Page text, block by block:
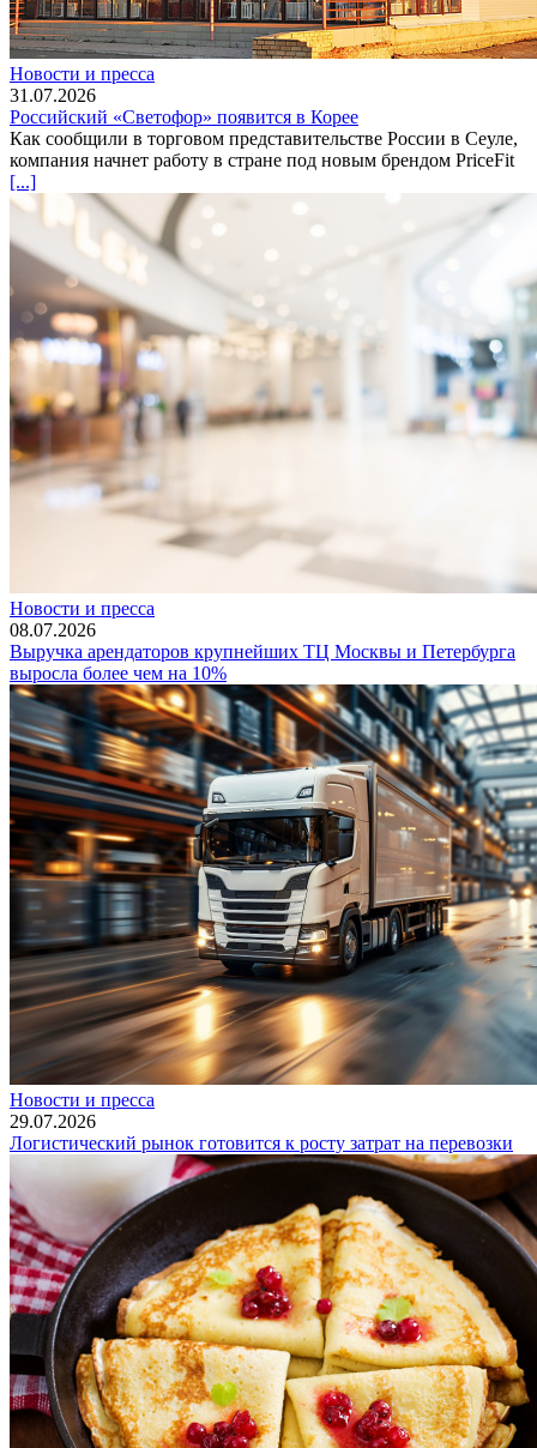
Новости и пресса
31.07.2026
Российский «Светофор» появится в Корее
Как сообщили в торговом представительстве России в Сеуле,
компания начнет работу в стране под новым брендом PriceFit
[...]
Новости и пресса
08.07.2026
Выручка арендаторов крупнейших ТЦ Москвы и Петербурга
выросла более чем на 10%
Новости и пресса
29.07.2026
Логистический рынок готовится к росту затрат на перевозки